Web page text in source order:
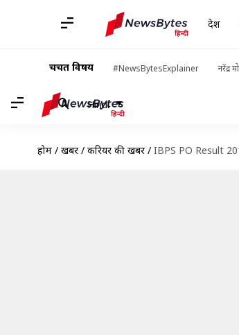
देश
चर्चित विषय #NewsBytesExplainer नरेंद्र
Hindi
होम / खबरें / करियर की खबरें / IBPS PO Result